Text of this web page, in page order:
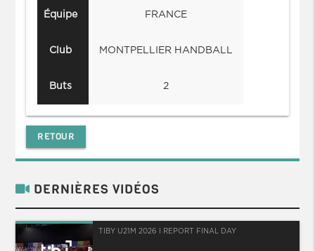
Équipe
Club
Buts
FRANCE
MONTPELLIER HANDBALL
2
RETOUR
DERNIÈRES VIDÉOS
TIBY U21M 2026 I REPORT FINAL DAY